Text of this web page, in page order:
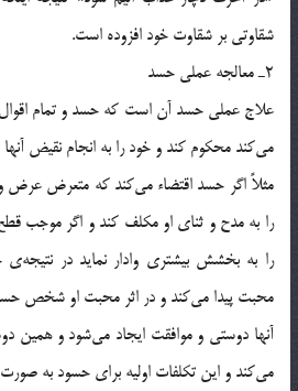
شقاوتي بر شقاوت خود افزوده است.
2ـ معالجه عملي حسد
علاج عملي حسد آن است كه حسد و تمام اقوال
مي‌كند محكوم كند و خود را به انجام نقيض
مثلاً اگر حسد اقتضاء مي‌كند كه متعرض عرض
را به مدح و ثناي او مكلف كند و اگر موجب
را به بخشش بيشتري وادار نمايد در
محبت پيدا مي‌كند و در اثر محبت او شخص
آنها دوستي و موافقت ايجاد مي‌شود و
مي‌كند و اين تكلفات اوليه براي حسود به